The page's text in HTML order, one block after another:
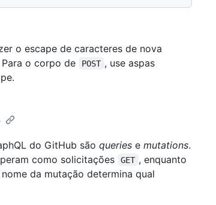
o escape de caracteres de nova
o corpo de
POST , use aspas
do GitHub são queries e mutations.
como solicitações
GET , enquanto
nome da mutação determina qual